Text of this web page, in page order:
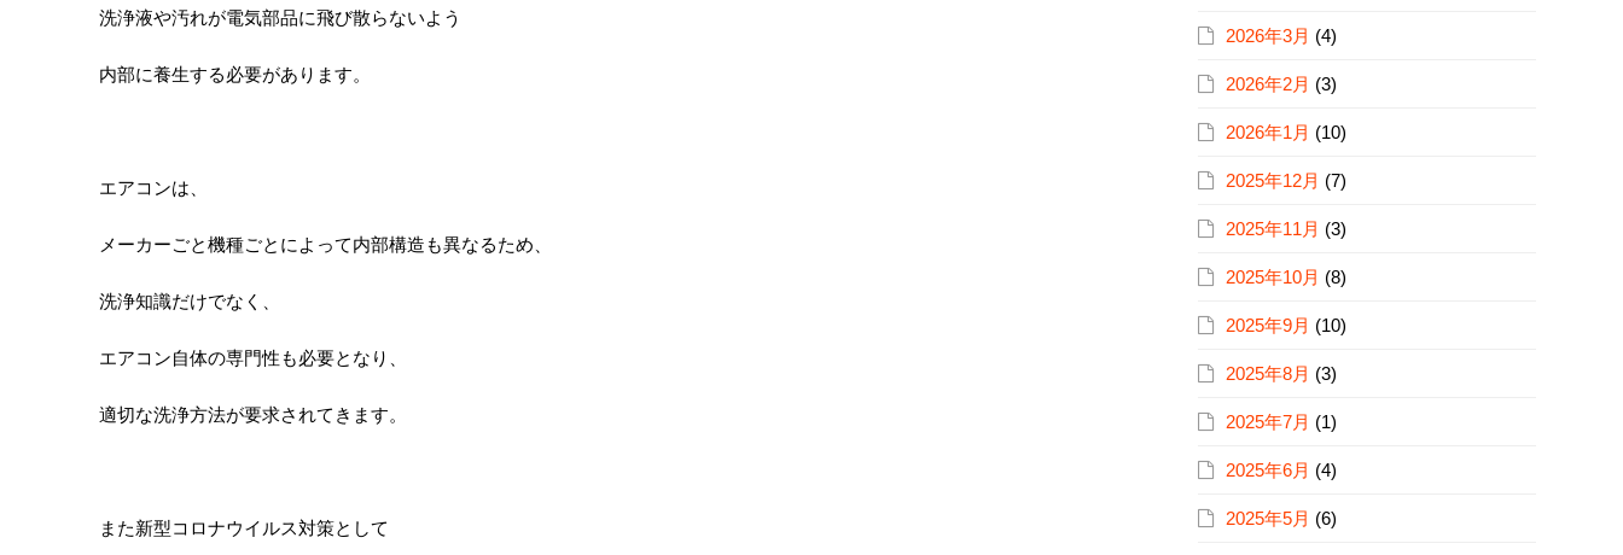
洗浄液や汚れが電気部品に飛び散らないよう
内部に養生する必要があります。
エアコンは、
メーカーごと機種ごとによって内部構造も異なるため、
洗浄知識だけでなく、
エアコン自体の専門性も必要となり、
適切な洗浄方法が要求されてきます。
また新型コロナウイルス対策として
2026年3月 (4)
2026年2月 (3)
2026年1月 (10)
2025年12月 (7)
2025年11月 (3)
2025年10月 (8)
2025年9月 (10)
2025年8月 (3)
2025年7月 (1)
2025年6月 (4)
2025年5月 (6)